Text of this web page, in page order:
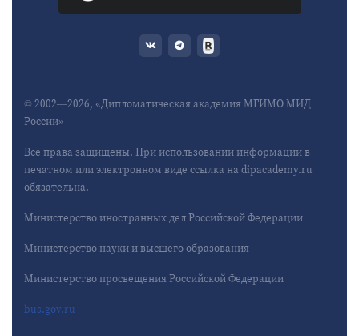
© 2002—2026, «Дипломатическая академия МГИМО МИД
России»
Все права защищены. При использовании информации в
печатном или электронном виде ссылка на dipacademy.ru
обязательна.
Министерство иностранных дел Российской Федерации
Министерство науки и высшего образования
Министерство просвещения Российской Федерации
bus.gov.ru